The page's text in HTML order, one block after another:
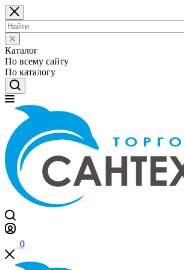
Каталог
По всему сайту
По каталогу
0